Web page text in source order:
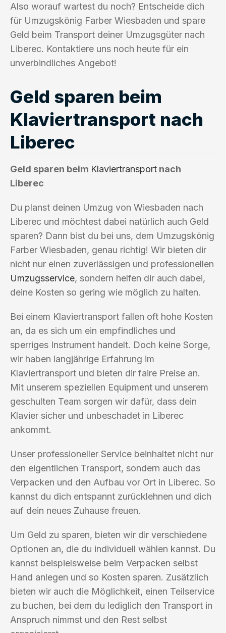
Also worauf wartest du noch? Entscheide dich
für Umzugskönig Farber Wiesbaden und spare
Geld beim Transport deiner Umzugsgüter nach
Liberec. Kontaktiere uns noch heute für ein
unverbindliches Angebot!
Geld sparen beim
Klaviertransport nach
Liberec
Geld sparen beim Klaviertransport nach
Liberec
Du planst deinen Umzug von Wiesbaden nach
Liberec und möchtest dabei natürlich auch Geld
sparen? Dann bist du bei uns, dem Umzugskönig
Farber Wiesbaden, genau richtig! Wir bieten dir
nicht nur einen zuverlässigen und professionellen
Umzugsservice, sondern helfen dir auch dabei,
deine Kosten so gering wie möglich zu halten.
Bei einem Klaviertransport fallen oft hohe Kosten
an, da es sich um ein empfindliches und
sperriges Instrument handelt. Doch keine Sorge,
wir haben langjährige Erfahrung im
Klaviertransport und bieten dir faire Preise an.
Mit unserem speziellen Equipment und unserem
geschulten Team sorgen wir dafür, dass dein
Klavier sicher und unbeschadet in Liberec
ankommt.
Unser professioneller Service beinhaltet nicht nur
den eigentlichen Transport, sondern auch das
Verpacken und den Aufbau vor Ort in Liberec. So
kannst du dich entspannt zurücklehnen und dich
auf dein neues Zuhause freuen.
Um Geld zu sparen, bieten wir dir verschiedene
Optionen an, die du individuell wählen kannst. Du
kannst beispielsweise beim Verpacken selbst
Hand anlegen und so Kosten sparen. Zusätzlich
bieten wir auch die Möglichkeit, einen Teilservice
zu buchen, bei dem du lediglich den Transport in
Anspruch nimmst und den Rest selbst